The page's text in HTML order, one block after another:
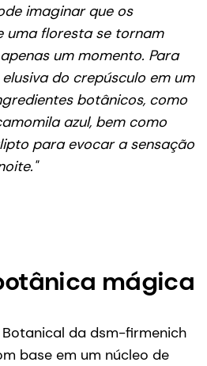
imaginar que os
uma floresta se tornam
um momento. Para
do crepúsculo em um
botânicos, como
azul, bem como
para evocar a sensação
mágica
da dsm-firmenich
base em um núcleo de